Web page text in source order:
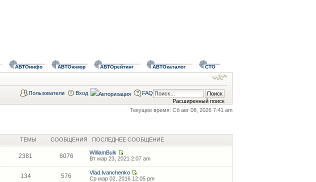
АВТОинфо АВТОюмор АВТОрейтинг АВТОкаталог СТО
Расширенный поиск
Пользователи Вход FAQ
Текущее время: Сб авг 08, 2026 7:41 am
ТЕМЫ СООБЩЕНИЯ ПОСЛЕДНЕЕ СООБЩЕНИЕ
2381 6076
WilliamBulk
Вт мар 23, 2021 2:07 am
134 576
Vlad.Ivanchenko
Ср мар 02, 2016 12:05 pm